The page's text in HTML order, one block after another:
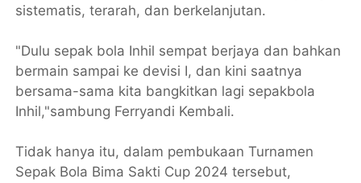
sistematis, terarah, dan berkelanjutan.
"Dulu sepak bola Inhil sempat berjaya dan bahkan
bermain sampai ke devisi I, dan kini saatnya
bersama-sama kita bangkitkan lagi sepakbola
Inhil,"sambung Ferryandi Kembali.
Tidak hanya itu, dalam pembukaan Turnamen
Sepak Bola Bima Sakti Cup 2024 tersebut,